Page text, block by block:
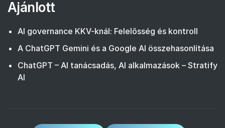
Ajánlott
AI governance KKV-knál: Felelősség és kontroll
A ChatGPT Gemini és a Google AI összehasonlítása
ChatGPT – AI tanácsadás, AI alkalmazások – Stratify
AI